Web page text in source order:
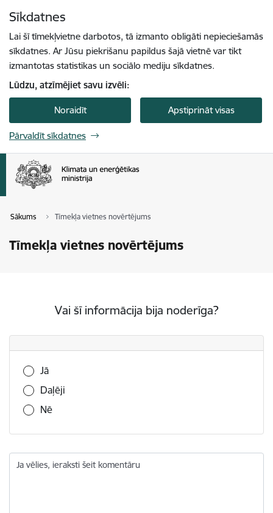
Sīkdatnes
Lai šī tīmekļvietne darbotos, tā izmanto obligāti nepieciešamās
sīkdatnes. Ar Jūsu piekrišanu papildus šajā vietnē var tikt
izmantotas statistikas un sociālo mediju sīkdatnes.
Lūdzu, atzīmējiet savu izvēli:
Noraidīt Apstiprināt visas
Pārvaldīt sīkdatnes
Sākums Tīmekļa vietnes novērtējums
Tīmekļa vietnes novērtējums
Vai šī informācija bija noderīga?
Vai šī informācija bija noderīga?
Jā
Daļēji
Nē
Ja vēlies, ieraksti šeit komentāru